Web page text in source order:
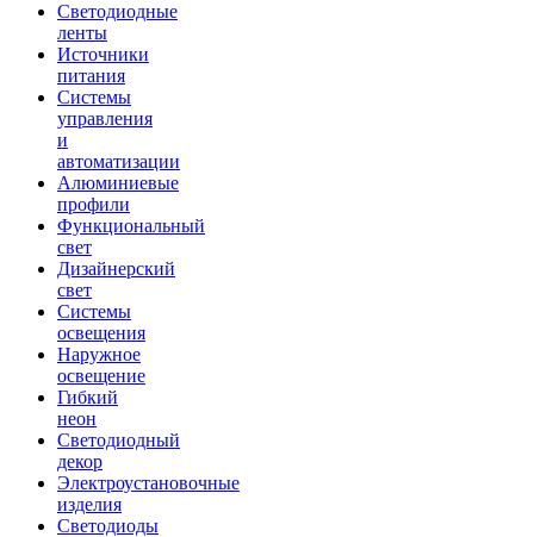
Светодиодные
ленты
Источники
питания
Системы
управления
и
автоматизации
Алюминиевые
профили
Функциональный
свет
Дизайнерский
свет
Системы
освещения
Наружное
освещение
Гибкий
неон
Светодиодный
декор
Электроустановочные
изделия
Светодиоды